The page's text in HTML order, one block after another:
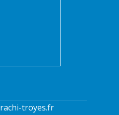
troyes.fr